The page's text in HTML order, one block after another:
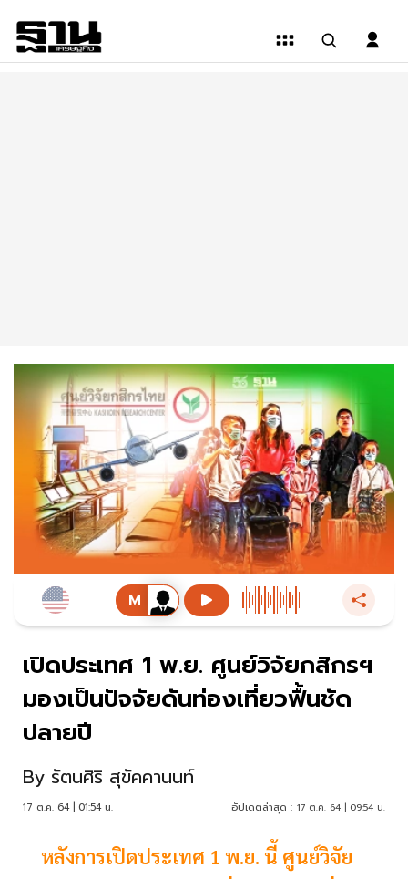
เปิดประเทศ 1 พ.ย. ศูนย์วิจัยกสิกรฯ
มองเป็นปัจจัยดันท่องเที่ยวฟื้นชัด
ปลายปี
By รัตนศิริ สุขัคคานนท์
17 ต.ค. 64 | 01:54 น. อัปเดตล่าสุด : 17 ต.ค. 64 | 09:54 น.
หลังการเปิดประเทศ 1 พ.ย. นี้ ศูนย์วิจัย